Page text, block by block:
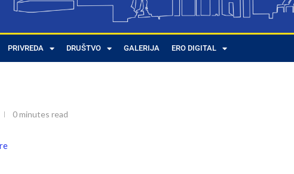
PRIVREDA DRUŠTVO GALERIJA ERO DIGITAL
0 minutes read